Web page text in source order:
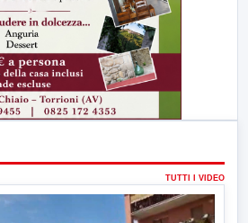
TUTTI I VIDEO